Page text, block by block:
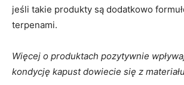
jeśli takie produkty są dodatkowo
terpenami.
Więcej o produktach pozytywnie
kondycję kapust dowiecie się z